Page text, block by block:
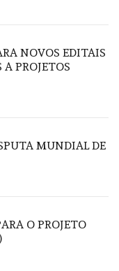
NOVOS EDITAIS
PROJETOS
MUNDIAL DE
O PROJETO